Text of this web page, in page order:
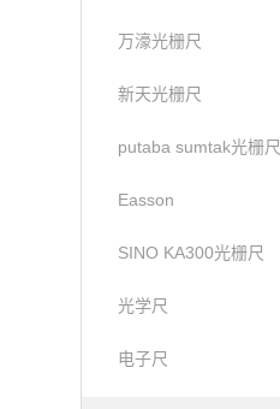
万濠光栅尺
新天光栅尺
putaba sumtak光栅尺
Easson
SINO KA300光栅尺
光学尺
电子尺